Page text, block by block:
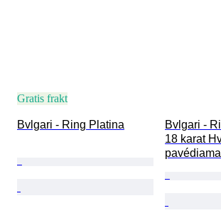
Gratis frakt
Bvlgari - Ring Platina
Bvlgari -
18 karat